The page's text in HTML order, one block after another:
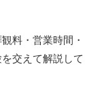
料・営業時間・
交えて解説して